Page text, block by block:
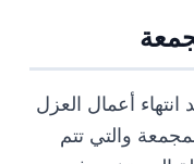
انتهاء أعمال العزل
والتي تتم